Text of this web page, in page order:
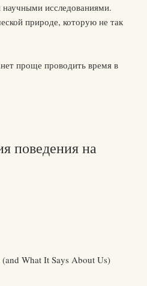
научными исследованиями.
природе, которую не так
проще проводить время в
поведения на
What It Says About Us)